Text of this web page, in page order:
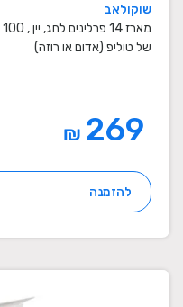
שוקולאב
של טוליפ (אדום או רוזה)
₪
להזמנה